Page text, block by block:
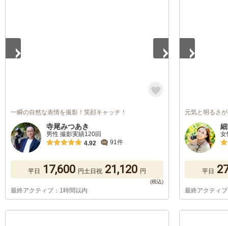
一瞬の自然な表情を撮影！笑顔キャッチ！
寺尾みつあき
男性 撮影実績120回
4.92
91件
平日 17,600 円土日祝 21,120 円
最終アクティブ：1時間以内
元気と明るさ
女
平日
最終アクティ